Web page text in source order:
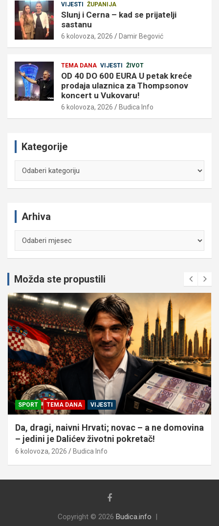
VIJESTI ŽUPANIJA
Slunj i Cerna – kad se prijatelji
sastanu
6 kolovoza, 2026 Damir Begović
TEMA DANA VIJESTI ŽIVOT
OD 40 DO 600 EURA U petak kreće
prodaja ulaznica za Thompsonov
koncert u Vukovaru!
6 kolovoza, 2026 Budica Info
Kategorije
Arhiva
Možda ste propustili
SPORT TEMA DANA VIJESTI
Da, dragi, naivni Hrvati; novac – a ne domovina
– jedini je Dalićev životni pokretač!
6 kolovoza, 2026 Budica Info
Copyright © 2026 Budica.info